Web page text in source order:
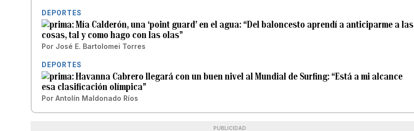
DEPORTES
Mía Calderón, una ‘point guard’ en el agua: “Del baloncesto aprendí a anticiparme a las
cosas, tal y como hago con las olas”
Por José E. Bartolomei Torres
DEPORTES
Havanna Cabrero llegará con un buen nivel al Mundial de Surfing: “Está a mi alcance
esa clasificación olímpica”
Por Antolín Maldonado Ríos
PUBLICIDAD